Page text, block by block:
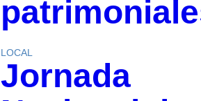
LOCAL
Jornada